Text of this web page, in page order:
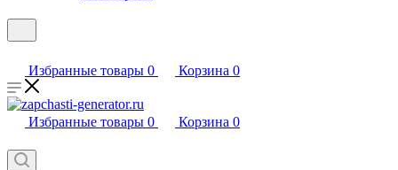
Избранные товары 0 Корзина 0
Избранные товары 0 Корзина 0